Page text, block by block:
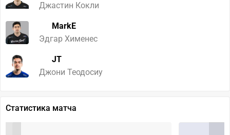
Джастин Кокли
MarkE
Эдгар Хименес
JT
Джони Теодосиу
Статистика матча